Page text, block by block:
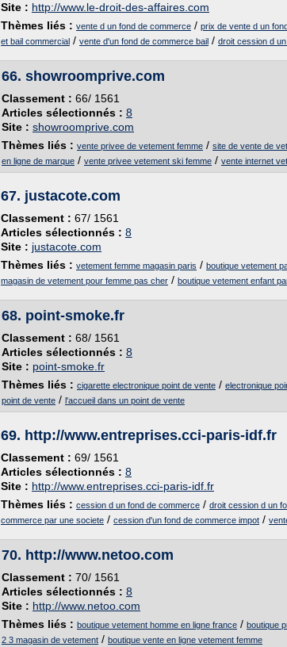
Site : http://www.le-droit-des-affaires.com
Thèmes liés : vente d un fond de commerce / prix de vente d un
et bail commercial / vente d'un fond de commerce bail / droit cession d
66. showroomprive.com
Classement : 66/ 1561
Articles sélectionnés : 8
Site : showroomprive.com
Thèmes liés : vente privee de vetement femme / site de vente de
en ligne de marque / vente privee vetement ski femme / vente internet
67. justacote.com
Classement : 67/ 1561
Articles sélectionnés : 8
Site : justacote.com
Thèmes liés : vetement femme magasin paris / boutique vetement
magasin de vetement pour femme pas cher / boutique vetement enfant
68. point-smoke.fr
Classement : 68/ 1561
Articles sélectionnés : 8
Site : point-smoke.fr
Thèmes liés : cigarette electronique point de vente / electronique
point de vente / l'accueil dans un point de vente
69. http://www.entreprises.cci-paris-idf.fr
Classement : 69/ 1561
Articles sélectionnés : 8
Site : http://www.entreprises.cci-paris-idf.fr
Thèmes liés : cession d un fond de commerce / droit cession d un
commerce par une societe / cession d'un fond de commerce impot /
70. http://www.netoo.com
Classement : 70/ 1561
Articles sélectionnés : 8
Site : http://www.netoo.com
Thèmes liés : boutique vetement homme en ligne france / boutique
2 3 magasin de vetement / boutique vente en ligne vetement femme